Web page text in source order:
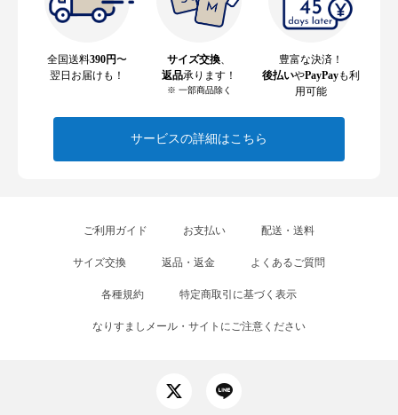
全国送料390円〜
翌日お届けも！
サイズ交換
返品承ります！
※ 一部商品除く
豊富な決済！
後払いやPayPayも利
用可能
サービスの詳細はこちら
ご利用ガイド お支払い 配送・送料
サイズ交換 返品・返金 よくあるご質問
各種規約 特定商取引に基づく表示
なりすましメール・サイトにご注意ください